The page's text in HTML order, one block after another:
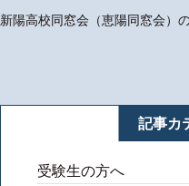
記事カ
受験生の方へ
新陽高校同窓会（恵陽同窓会）